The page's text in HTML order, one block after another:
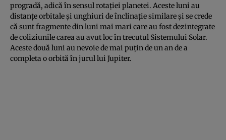
progradă, adică în sensul rotaţiei planetei. Aceste luni au
distanţe orbitale şi unghiuri de înclinaţie similare şi se crede
că sunt fragmente din luni mai mari care au fost dezintegrate
de coliziunile carea au avut loc în trecutul Sistemului Solar.
Aceste două luni au nevoie de mai puţin de un an de a
completa o orbită în jurul lui Jupiter.